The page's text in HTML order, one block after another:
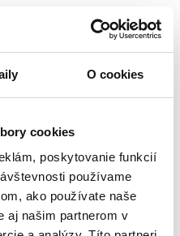
O cookies
cookies
poskytovanie funkcií
používame
ako používate naše
aj našim partnerom v